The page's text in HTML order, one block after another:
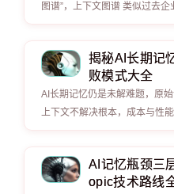
图谱”，上下文图谱 类似过去企
揭秘AI长期记
败模式大全
AI长期记忆仍是未解难题，原
上下文不解决根本，成本与性
AI记忆瓶颈三
opic技术路线